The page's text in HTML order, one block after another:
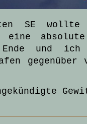
SE
eine
und ich
gegenüber